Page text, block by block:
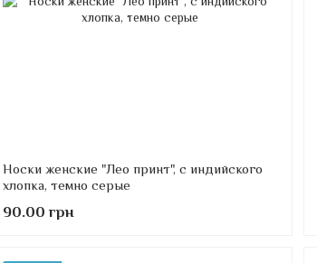
Носки женские "Лео принт", с индийского
хлопка, темно серые
90.00 грн